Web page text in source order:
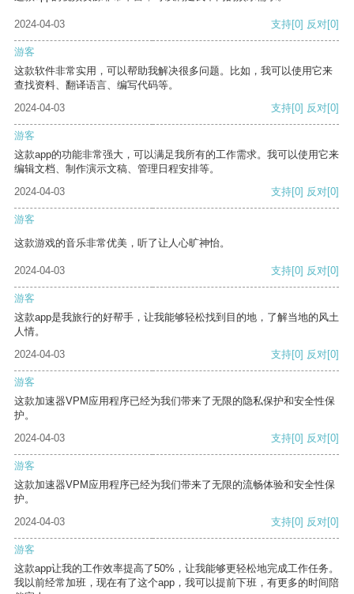
2024-04-03 支持[0] 反对[0]
游客
这款软件非常实用，可以帮助我解决很多问题。比如，我可以使用它来
查找资料、翻译语言、编写代码等。
2024-04-03
支持[0] 反对[0]
游客
这款app的功能非常强大，可以满足我所有的工作需求。我可以使用它来
编辑文档、制作演示文稿、管理日程安排等。
2024-04-03
支持[0] 反对[0]
游客
这款游戏的音乐非常优美，听了让人心旷神怡。
2024-04-03 支持[0] 反对[0]
游客
这款app是我旅行的好帮手，让我能够轻松找到目的地，了解当地的风土
人情。
2024-04-03
支持[0] 反对[0]
游客
这款加速器VPM应用程序已经为我们带来了无限的隐私保护和安全性保
护。
2024-04-03
支持[0] 反对[0]
游客
这款加速器VPM应用程序已经为我们带来了无限的流畅体验和安全性保
护。
2024-04-03
支持[0] 反对[0]
游客
这款app让我的工作效率提高了50%，让我能够更轻松地完成工作任务。
我以前经常加班，现在有了这个app，我可以提前下班，有更多的时间陪